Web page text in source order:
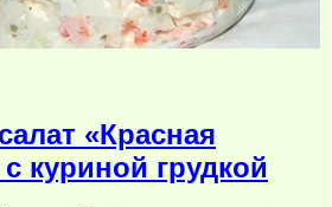
«Красная
куриной грудкой